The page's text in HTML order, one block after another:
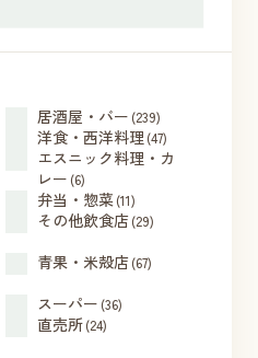
居酒屋・バー (239)
洋食・西洋料理 (47)
エスニック料理・カ
レー (6)
弁当・惣菜(11)
その他飲食店(29)
青果・米殻店(67)
スーパー (36)
直売所(24)